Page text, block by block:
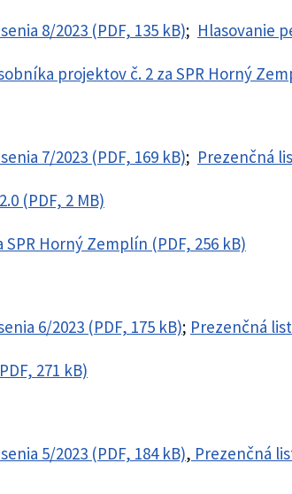
8/2023 (PDF, 135 kB); Hlasovanie
projektov č. 2 za SPR Horný
7/2023 (PDF, 169 kB); Prezenčná
(PDF, 2 MB)
Horný Zemplín (PDF, 256 kB)
6/2023 (PDF, 175 kB); Prezenčná
271 kB)
5/2023 (PDF, 184 kB), Prezenčná